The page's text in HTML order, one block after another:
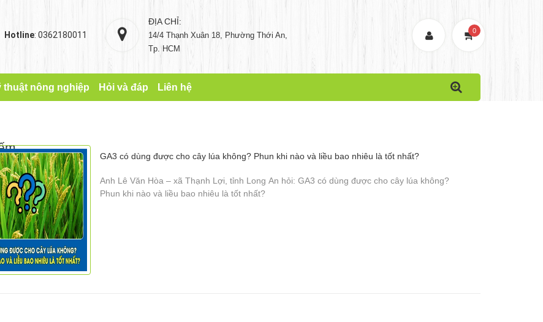
Hotline: 0362180011
ĐỊA CHỈ:
14/4 Thạnh Xuân 18, Phường Thới An,
Tp. HCM
0
thuật nông nghiệp Hỏi và đáp Liên hệ
GA3 có dùng được cho cây lúa không? Phun khi nào và liều bao nhiêu là tốt nhất?
Anh Lê Văn Hòa – xã Thạnh Lợi, tỉnh Long An hỏi: GA3 có dùng được cho cây lúa không?
Phun khi nào và liều bao nhiêu là tốt nhất?